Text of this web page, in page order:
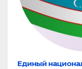
Единый